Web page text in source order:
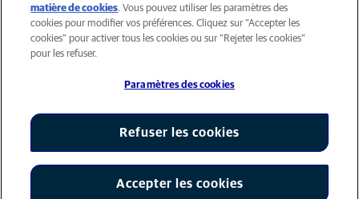
Cookies
Privacyverklaring
AniCura est un affilié de Mars, Inc © 2026
Paramètres des cookies
matière de cookies(opens in a new tab)
. Vous pouvez utiliser les paramètres des
cookies pour modifier vos préférences. Cliquez sur "Accepter les
cookies" pour activer tous les cookies ou sur "Rejeter les cookies"
pour les refuser.
Paramètres des cookies
Refuser les cookies
Accepter les cookies